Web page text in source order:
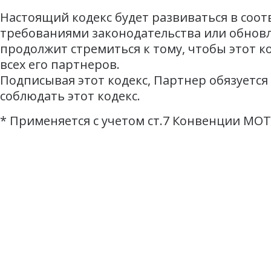
Настоящий кодекс будет развиваться в
требованиями законодательства или
продолжит стремиться к тому, чтобы этот
всех его партнеров.
Подписывая этот кодекс, Партнер
соблюдать этот кодекс.
* Применяется с учетом ст.7 Конвенции